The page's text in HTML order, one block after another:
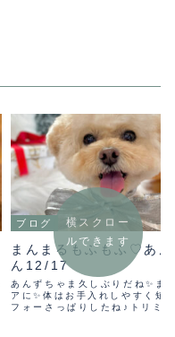
ブログ
まんまるもふもふ♡あ
ん12/17
あんずちゃま久しぶりだね✨ま
アに✨体はお手入れしやすく短
フォーさっぱりしたね♪トリミ
横スクロー
ルできます